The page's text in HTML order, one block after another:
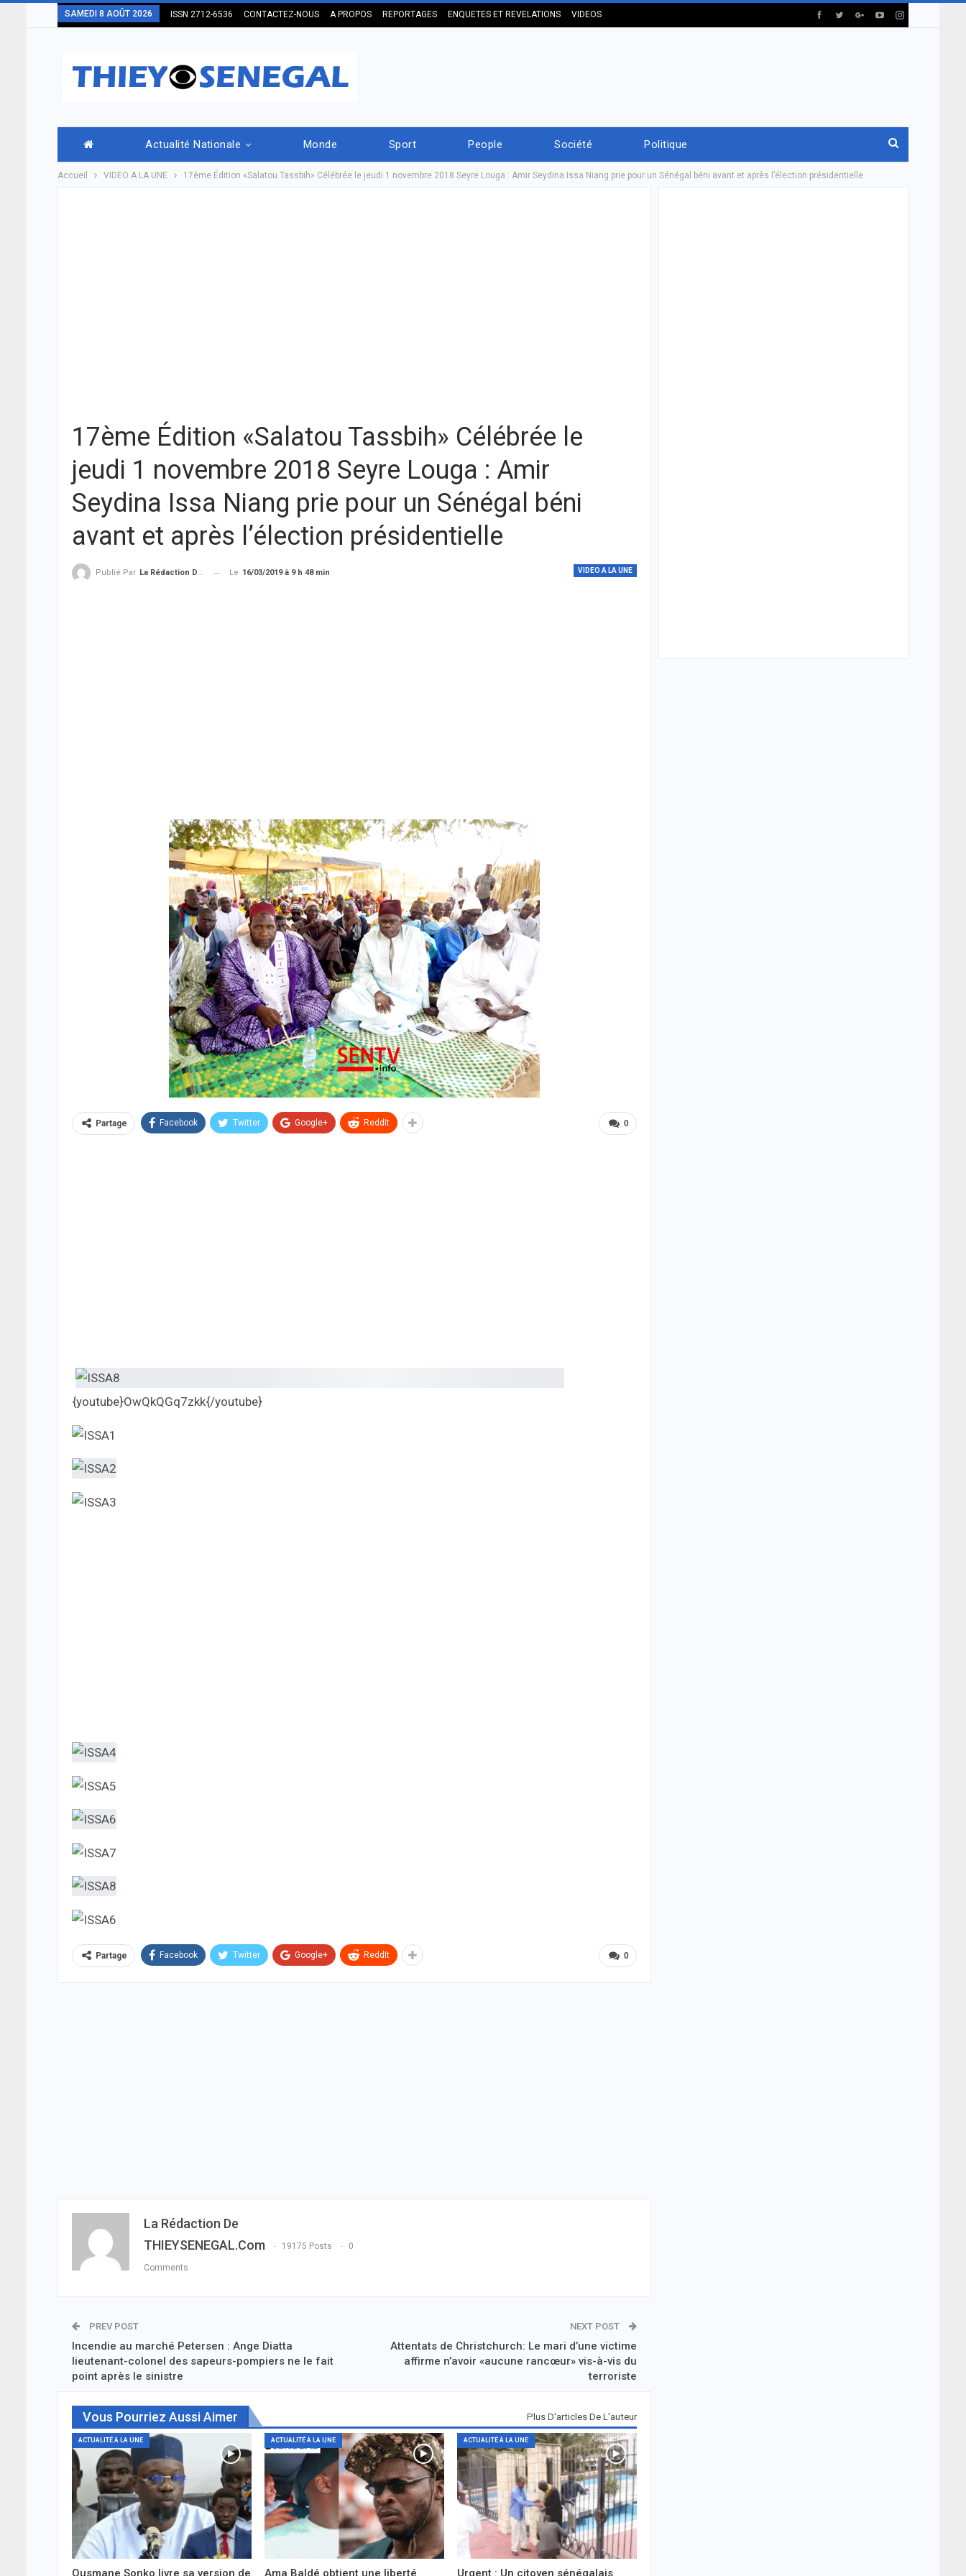
SAMEDI 8 AOÛT 2026 ISSN 2712-6536 CONTACTEZ-NOUS A PROPOS REPORTAGES ENQUETES ET REVELATIONS VIDEOS
Actualité Nationale Monde Sport People Société Politique
Accueil VIDEO A LA UNE 17ème Édition «Salatou Tassbih» Célébrée le jeudi 1 novembre 2018 Seyre Louga : Amir Seydina Issa Niang prie pour un Sénégal béni avant et après l’élection présidentielle
17ème Édition «Salatou Tassbih» Célébrée le
jeudi 1 novembre 2018 Seyre Louga : Amir
Seydina Issa Niang prie pour un Sénégal béni
avant et après l’élection présidentielle
VIDEO A LA UNE
Publié Par La Rédaction De THIEYSENEGAL.com Le 16/03/2019 à 9 h 48 min
0
Partage Facebook Twitter Google+ ReddIt
{youtube}OwQkQGq7zkk{/youtube}
0
Partage Facebook Twitter Google+ ReddIt
La Rédaction De
THIEYSENEGAL.com
19175 Posts 0
Comments
PREV POST
Incendie au marché Petersen : Ange Diatta
lieutenant-colonel des sapeurs-pompiers ne le fait
point après le sinistre
NEXT POST
Attentats de Christchurch: Le mari d’une victime
affirme n’avoir «aucune rancœur» vis-à-vis du
terroriste
Vous Pourriez Aussi Aimer Plus D'articles De L'auteur
ACTUALITÉ À LA UNE
Ousmane Sonko livre sa version de
ACTUALITÉ À LA UNE
Ama Baldé obtient une liberté
ACTUALITÉ À LA UNE
Urgent : Un citoyen sénégalais